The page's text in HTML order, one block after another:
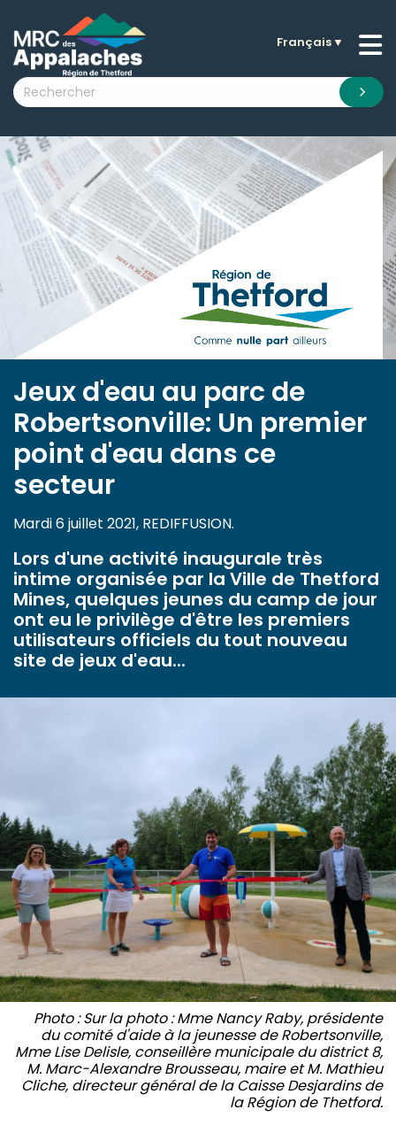
submenu (La MRC )
submenu (Citoyens )
submenu (Visiteurs )
submenu (Nouvelles )
submenu (Documentation )
Français▼
Jeux d'eau au parc de
Robertsonville: Un premier
point d'eau dans ce
secteur
Mardi 6 juillet 2021, REDIFFUSION.
Lors d'une activité inaugurale très
intime organisée par la Ville de Thetford
Mines, quelques jeunes du camp de jour
ont eu le privilège d'être les premiers
utilisateurs officiels du tout nouveau
site de jeux d'eau...
Photo : Sur la photo : Mme Nancy Raby, présidente
du comité d'aide à la jeunesse de Robertsonville,
Mme Lise Delisle, conseillère municipale du district 8,
M. Marc-Alexandre Brousseau, maire et M. Mathieu
Cliche, directeur général de la Caisse Desjardins de
la Région de Thetford.